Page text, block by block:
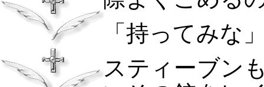
「持ってみな
スティーブン